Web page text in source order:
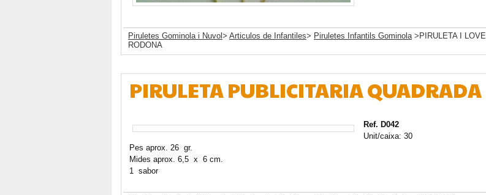
Piruletes Gominola i Nuvol > Articulos de Infantiles> Piruletes Infantils Gominola>PIRULETA I LOVE
RODONA
PIRULETA PUBLICITARIA QUADRADA
Ref. D042
Unit/caixa: 30
Pes aprox. 26 gr.
Mides aprox. 6,5 x 6 cm.
1 sabor